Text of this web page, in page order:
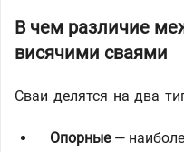
В чем различие
висячими сваями
Сваи делятся на два
Опорные—